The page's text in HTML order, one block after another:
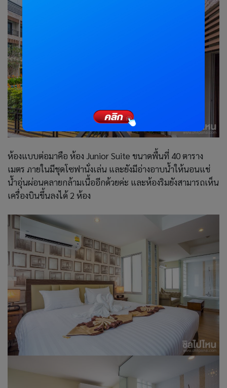
ห้องแบบต่อมาคือ ห้อง Junior Suite ขนาดพื้นที่ 40 ตาราง
เมตร ภายในมีชุดโซฟานั่งเล่น และยังมีอ่างอาบน้ำให้นอนแช่
น้ำอุ่นผ่อนคลายกล้ามเนื้ออีกด้วยค่ะ และห้องริมยังสามารถเห็น
เครื่องบินขึ้นลงได้ 2 ห้อง